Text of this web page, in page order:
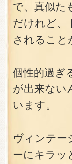
で、真似た
だけれど、
されること
個性的過ぎ
が出来ない
います。
ヴィンテー
ーにキラッ